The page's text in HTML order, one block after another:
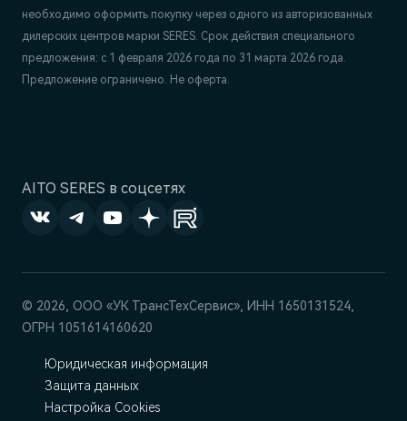
AITO SERES в соцсетях
необходимо оформить покупку через одного из авторизованных
дилерских центров марки SERES. Срок действия специального
предложения: с 1 февраля 2026 года по 31 марта 2026 года.
Предложение ограничено. Не оферта.
© 2026, ООО «УК ТрансТехСервис», ИНН 1650131524,
ОГРН 1051614160620
Юридическая информация
Защита данных
Настройка Cookies